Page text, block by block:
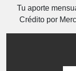
Tu aporte
Crédito por